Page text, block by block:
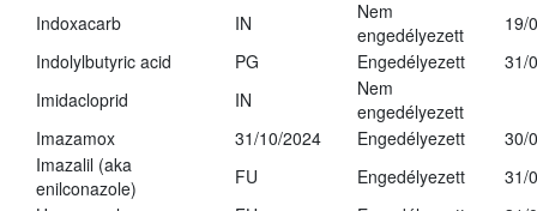
Indoxacarb
IN
Nem
engedélyezett
19/
Indolylbutyric acid
PG Engedélyezett
31/
Imidacloprid
IN
Nem
engedélyezett
Imazamox
31/10/2024 Engedélyezett
30/
Imazalil (aka
enilconazole)
FU Engedélyezett
31/